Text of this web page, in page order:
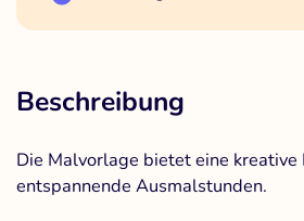
Beschreibung
Die Malvorlage bietet eine kreative
entspannende Ausmalstunden.